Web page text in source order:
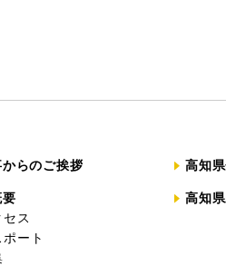
らのご挨拶
ス
ート
高知
高知